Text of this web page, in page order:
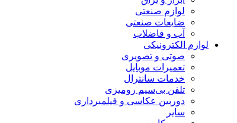
لوازم صنعتی
ضایعات صنعتی
آب و فاضلاب
لوازم الکترونیکی
صوتی و تصویری
تعمیرات موبایل
خدمات سانترال
تلفن بی‌سیم رومیزی
دوربین عکاسی و فیلمبرداری
سایر